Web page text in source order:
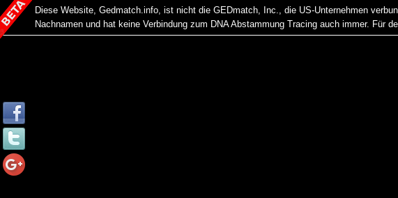
Diese Website, Gedmatch.info, ist nicht die GEDmatch, Inc., die US-Unternehmen
Nachnamen und hat keine Verbindung zum DNA Abstammung Tracing auch immer. Für